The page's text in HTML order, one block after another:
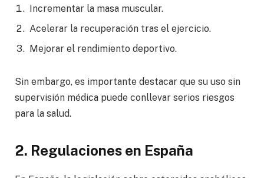
Incrementar la masa muscular.
Acelerar la recuperación tras el ejercicio.
Mejorar el rendimiento deportivo.
Sin embargo, es importante destacar que su uso sin
supervisión médica puede conllevar serios riesgos
para la salud.
2. Regulaciones en España